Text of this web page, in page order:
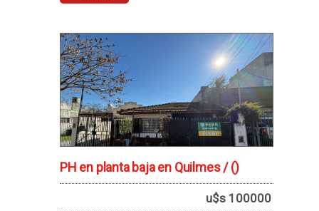
PH en planta baja en Quilmes /()
u$s 100000